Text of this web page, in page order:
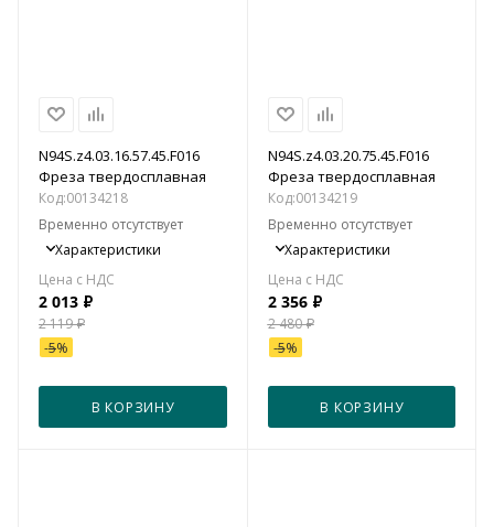
N94S.z4.03.16.57.45.F016
Фреза твердосплавная
Код:00134218
Временно отсутствует
Характеристики
2 013 ₽
2 119₽
-5%
В КОРЗИНУ
N94S.z4.03.20.75.45.F016
Фреза твердосплавная
Код:00134219
Временно отсутствует
Характеристики
2 356₽
2 480₽
-5%
В КОРЗИНУ